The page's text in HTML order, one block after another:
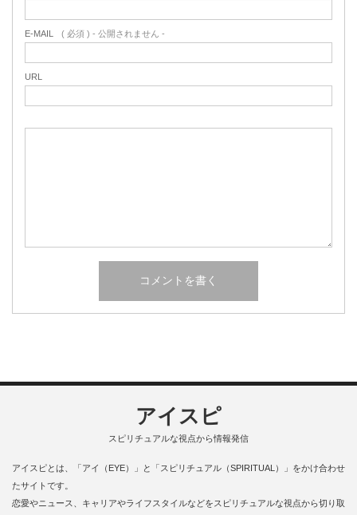
E-MAIL ( 必須 ) - 公開されません -
URL
アイスピ
スピリチュアルな視点から情報発信
アイスピとは、「アイ（EYE）」と「スピリチュアル（SPIRITUAL）」をかけ合わせ
たサイトです。
恋愛やニュース、キャリアやライフスタイルなどをスピリチュアルな視点から切り取